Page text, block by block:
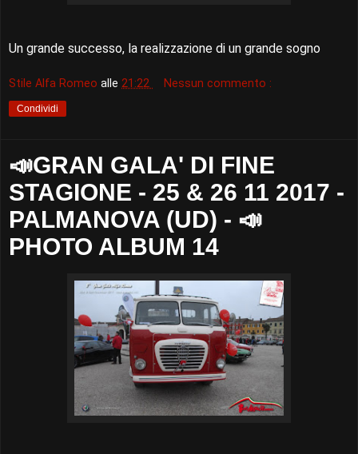
Un grande successo, la realizzazione di un grande sogno
Stile Alfa Romeo alle 21:22 Nessun commento :
Condividi
📣GRAN GALA' DI FINE
STAGIONE - 25 & 26 11 2017 -
PALMANOVA (UD) - 📣
PHOTO ALBUM 14